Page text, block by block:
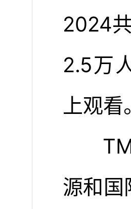
2024
2.5万
上观看
TMR
源和国